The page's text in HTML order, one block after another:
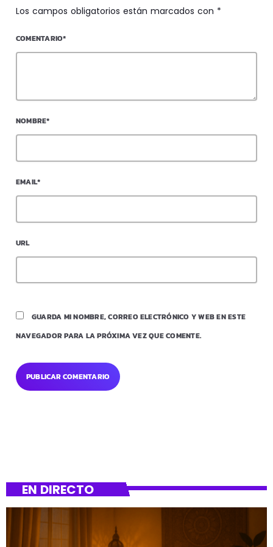
Los campos obligatorios están marcados con *
COMENTARIO*
NOMBRE*
EMAIL*
URL
GUARDA MI NOMBRE, CORREO ELECTRÓNICO Y WEB EN ESTE
NAVEGADOR PARA LA PRÓXIMA VEZ QUE COMENTE.
EN DIRECTO